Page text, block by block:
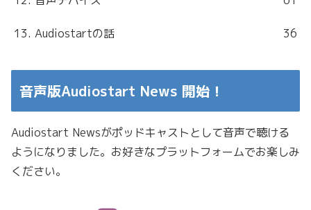
13. Audiostartの話 36
音声版Audiostart News 開始！
Audiostart Newsがポッドキャストとして音声で聴ける
ようになりました。お好きなプラットフォームでお楽しみ
ください。